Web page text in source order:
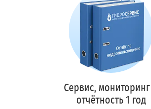
Сервис,
отчётность 1 год